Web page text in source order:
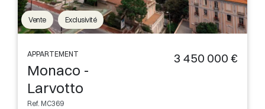
Vente Exclusivité
APPARTEMENT
Monaco -
Larvotto
Ref. MC369
3 450 000 €